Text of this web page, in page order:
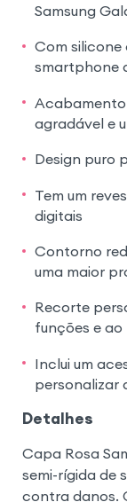
Samsung
Com silicone
smartphone
Acabamento
agradável e
Design puro
Tem um
digitais
Contorno
uma maior
Recorte
funções e
Inclui um
personalizar
Detalhes
Capa Rosa
semi-rígida de
contra danos.